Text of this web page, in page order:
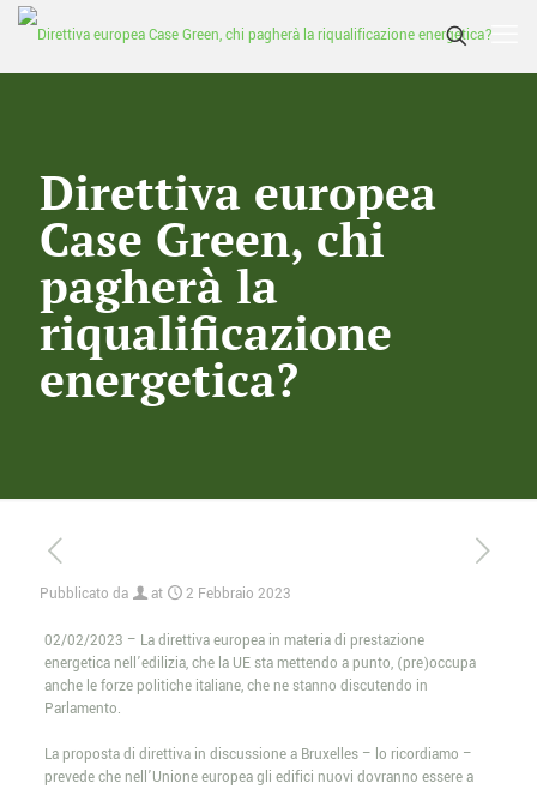
Direttiva europea
Case Green, chi
pagherà la
riqualificazione
energetica?
Pubblicato da at 2 Febbraio 2023
02/02/2023 – La direttiva europea in materia di prestazione
energetica nell’edilizia, che la UE sta mettendo a punto, (pre)occupa
anche le forze politiche italiane, che ne stanno discutendo in
Parlamento.
La proposta di direttiva in discussione a Bruxelles – lo ricordiamo –
prevede che nell’Unione europea gli edifici nuovi dovranno essere a